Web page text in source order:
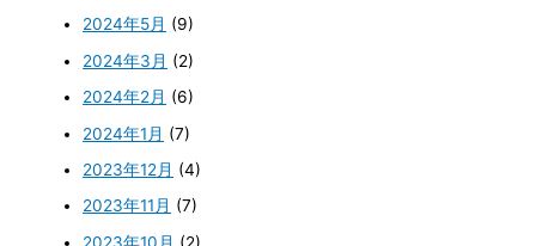
2024年5月 (9)
2024年3月 (2)
2024年2月 (6)
2024年1月 (7)
2023年12月 (4)
2023年11月 (7)